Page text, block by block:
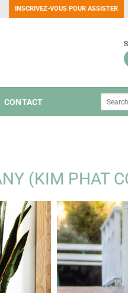
INSCRIVEZ-VOUS POUR ASSISTER
CONTACT
(KIM PHAT